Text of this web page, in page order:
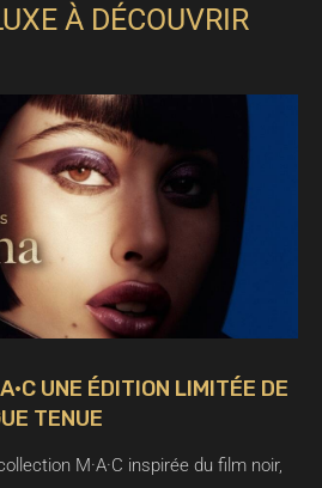
À DÉCOUVRIR
UNE ÉDITION LIMITÉE DE
TENUE
M·A·C inspirée du film noir,